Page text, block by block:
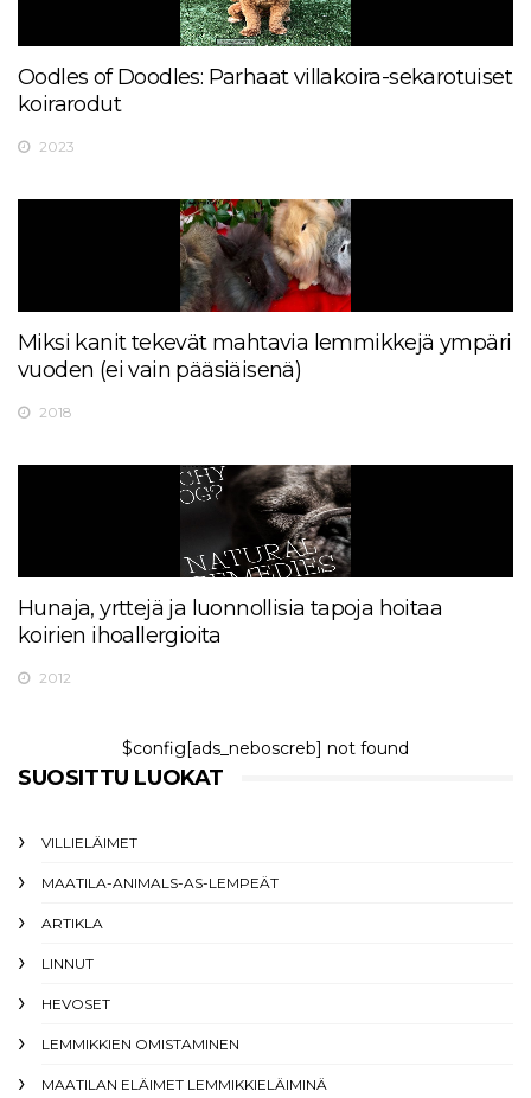
Oodles of Doodles: Parhaat villakoira-sekarotuiset
koirarodut
2023
Miksi kanit tekevät mahtavia lemmikkejä ympäri
vuoden (ei vain pääsiäisenä)
2018
Hunaja, yrttejä ja luonnollisia tapoja hoitaa
koirien ihoallergioita
2012
$config[ads_neboscreb] not found
SUOSITTU LUOKAT
VILLIELÄIMET
MAATILA-ANIMALS-AS-LEMPEÄT
ARTIKLA
LINNUT
HEVOSET
LEMMIKKIEN OMISTAMINEN
MAATILAN ELÄIMET LEMMIKKIELÄIMINÄ